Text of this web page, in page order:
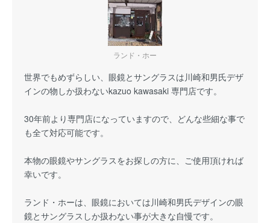
ランド・ホー
世界でもめずらしい、眼鏡とサングラスは川崎和男氏デザ
インの物しか扱わないkazuo kawasaki 専門店です。
30年前より専門店になっていますので、どんな些細な事で
も全て対応可能です。
本物の眼鏡やサングラスをお探しの方に、ご使用頂ければ
幸いです。
ランド・ホーは、眼鏡においては川崎和男氏デザインの眼
鏡とサングラスしか扱わない事が大きな自慢です。